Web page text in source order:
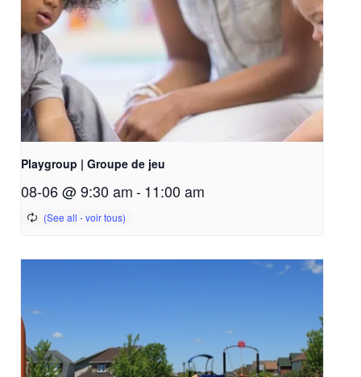
Playgroup | Groupe de jeu
08-06 @ 9:30 am-11:00 am